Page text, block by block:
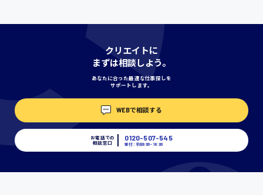
クリエイトに
まずは相談しよう。
あなたに合った最適な仕事探しを
サポートします。
WEBで相談する
お電話での
相談窓口
0120-507-545
受付：平日9:00 - 18:00